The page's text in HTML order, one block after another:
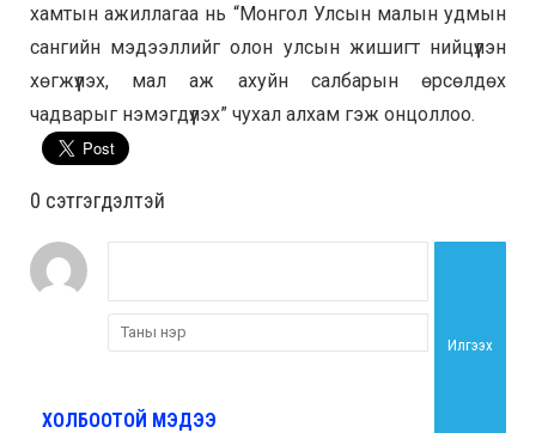
хамтын ажиллагаа нь “Монгол Улсын малын удмын
сангийн мэдээллийг олон улсын жишигт нийцүүлэн
хөгжүүлэх, мал аж ахуйн салбарын өрсөлдөх
чадварыг нэмэгдүүлэх” чухал алхам гэж онцоллоо.
0 cэтгэгдэлтэй
Илгээх
ХОЛБООТОЙ МЭДЭЭ